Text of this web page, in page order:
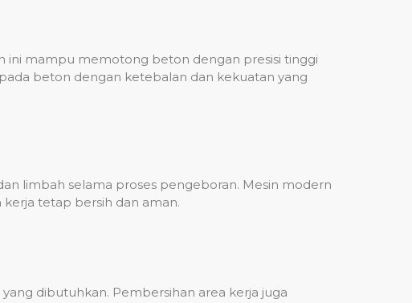
ini mampu memotong beton dengan presisi tinggi
beton dengan ketebalan dan kekuatan yang
limbah selama proses pengeboran. Mesin modern
tetap bersih dan aman.
dibutuhkan. Pembersihan area kerja juga